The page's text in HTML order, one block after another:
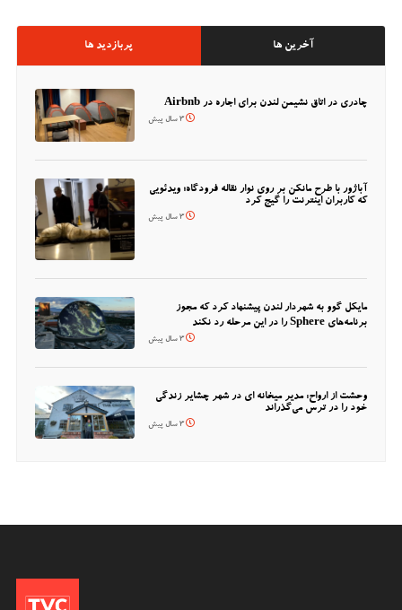
پربازدید ها آخرین ها
چادری در اتاق نشیمن لندن برای اجاره در Airbnb
3 سال پیش
آباژور با طرح مانکن بر روی نوار نقاله فرودگاه؛ ویدئویی
که کاربران اینترنت را گیج کرد
3 سال پیش
مایکل گوو به شهردار لندن پیشنهاد کرد که مجوز
برنامه‌های Sphere را در این مرحله رد نکند
3 سال پیش
وحشت از ارواح: مدیر میخانه ای در شهر چشایر زندگی
خود را در ترس می‌گذراند
3 سال پیش